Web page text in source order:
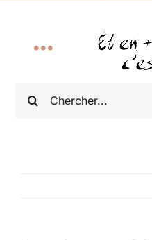
Rechercher:
Navigation
Accueil